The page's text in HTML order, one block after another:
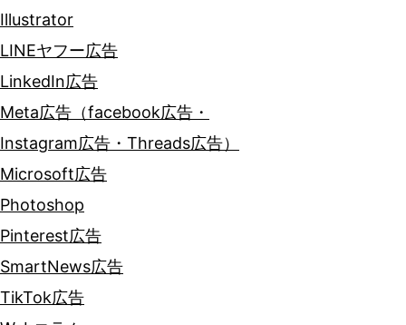
Illustrator
LINEヤフー広告
LinkedIn広告
Meta広告（facebook広告・
Instagram広告・Threads広告）
Microsoft広告
Photoshop
Pinterest広告
SmartNews広告
TikTok広告